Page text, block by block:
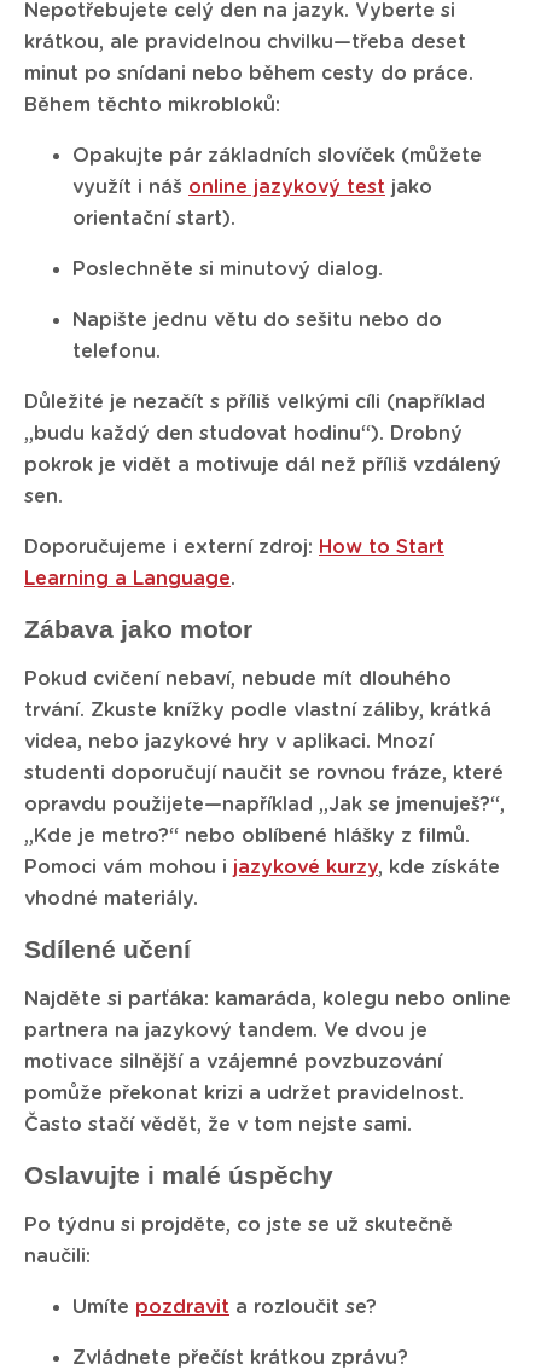
Nepotřebujete celý den na jazyk. Vyberte si
krátkou, ale pravidelnou chvilku—třeba deset
minut po snídani nebo během cesty do práce.
Během těchto mikrobloků:
Opakujte pár základních slovíček (můžete
využít i náš online jazykový test jako
orientační start).
Poslechněte si minutový dialog.
Napište jednu větu do sešitu nebo do
telefonu.
Důležité je nezačít s příliš velkými cíli (například
„budu každý den studovat hodinu“). Drobný
pokrok je vidět a motivuje dál než příliš vzdálený
sen.
Doporučujeme i externí zdroj: How to Start
Learning a Language.
Zábava jako motor
Pokud cvičení nebaví, nebude mít dlouhého
trvání. Zkuste knížky podle vlastní záliby, krátká
videa, nebo jazykové hry v aplikaci. Mnozí
studenti doporučují naučit se rovnou fráze, které
opravdu použijete—například „Jak se jmenuješ?“,
„Kde je metro?“ nebo oblíbené hlášky z filmů.
Pomoci vám mohou i jazykové kurzy, kde získáte
vhodné materiály.
Sdílené učení
Najděte si parťáka: kamaráda, kolegu nebo online
partnera na jazykový tandem. Ve dvou je
motivace silnější a vzájemné povzbuzování
pomůže překonat krizi a udržet pravidelnost.
Často stačí vědět, že v tom nejste sami.
Oslavujte i malé úspěchy
Po týdnu si projděte, co jste se už skutečně
naučili:
Umíte pozdravit a rozloučit se?
Zvládnete přečíst krátkou zprávu?